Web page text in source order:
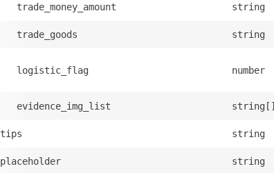
trade_money_amount string
trade_goods string
logistic_flag number
evidence_img_list string[]
tips string
placeholder string